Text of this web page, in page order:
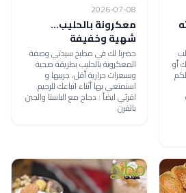
أو
2026-07-08
معكرونة بالحليب...
شهية وخفيفة
حضرنا لك في مطبخ سيدتي وصفة
المعكرونة بالحليب بطريقة صحية
وبسعرات حرارية أقل، جربيها و
استمتعي بها أثناء اتباعك للرجيم.
اقرئي ايضاً : دجاج مع الباستا والجبن
بالفرن